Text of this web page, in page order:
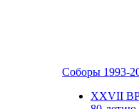
Соборы 1993-
ХХVII